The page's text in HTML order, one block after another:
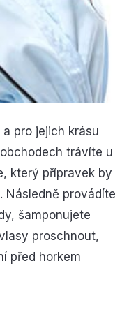
pro jejich krásu
trávíte u
který přípravek by
Následně provádíte
šamponujete
proschnout,
před horkem